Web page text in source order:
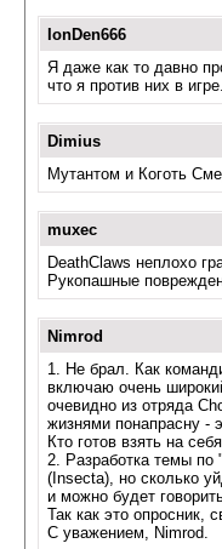
IonDen666
Я даже как то давно
что я против них в игре.
Dimius
Мутантом и Коготь
muxec
DeathClaws неплохо
Рукопашные
Nimrod
1. Не брал. Как
включаю очень
очевидно из отряда
жизнями понапрасну -
Кто готов взять на
2. Разработка темы по
(Insecta), но сколько
и можно будет
Так как это опросник,
С уважением, Nimrod.